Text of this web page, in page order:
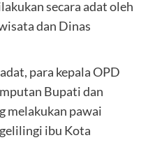
secara adat oleh
dan Dinas
para kepala OPD
Bupati dan
melakukan pawai
ibu Kota